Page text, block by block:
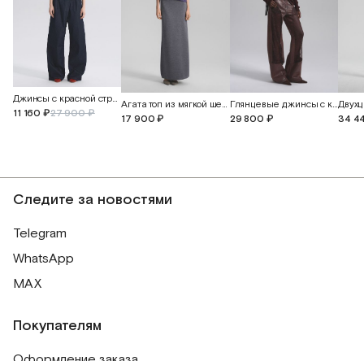
Джинсы с красной строчкой
11 160 ₽27 900 ₽
Агата топ из мягкой шерсти альпака
17 900 ₽
Глянцевые джинсы с кружевом
29 800 ₽
34
Следите за новостями
Telegram
WhatsApp
MAX
Покупателям